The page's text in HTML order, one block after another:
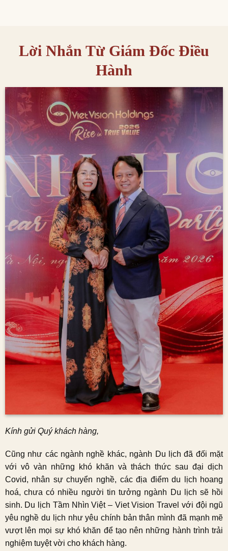
Lời Nhắn Từ Giám Đốc Điều
Hành
Kính gửi Quý khách hàng,
Cũng như các ngành nghề khác, ngành Du lịch đã đối mặt
với vô vàn những khó khăn và thách thức sau đại dịch
Covid, nhân sự chuyển nghề, các địa điểm du lịch hoang
hoá, chưa có nhiều người tin tưởng ngành Du lịch sẽ hồi
sinh. Du lịch Tầm Nhìn Việt – Viet Vision Travel với đội ngũ
yêu nghề du lịch như yêu chính bản thân mình đã mạnh mẽ
vượt lên mọi sự khó khăn để tạo nên những hành trình trải
nghiệm tuyệt vời cho khách hàng.